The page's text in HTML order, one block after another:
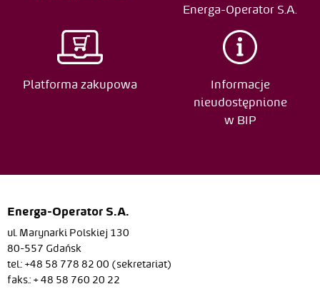
Energa-Operator S.A.
Platforma zakupowa
Informacje
nieudostępnione
w BIP
Energa-Operator S.A.
ul. Marynarki Polskiej 130
80-557 Gdańsk
tel.: +48 58 778 82 00 (sekretariat)
faks.: + 48 58 760 20 22